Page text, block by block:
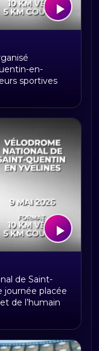
et
la parole
du
Quentin-
en-
sportives
et
ronde du
Yvelines
de Saint-
journée placée
de l’humain